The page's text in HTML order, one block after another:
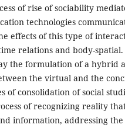
of rise of sociability
technologies
effects of this type of
relations and body-spatial.
the formulation of a hybrid
the virtual and the
of consolidation of social
of recognizing reality
information, addressing